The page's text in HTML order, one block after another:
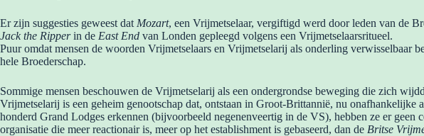
Er zijn suggesties geweest dat Mozart, een Vrijmetselaar, vergiftigd werd door leden van de
Jack the Ripperin de East End van Londen gepleegd volgens een Vrijmetselaarsritueel.
Puur omdat mensen de woorden Vrijmetselaars en Vrijmetselarij als onderling verwisselbaar
hele Broederschap.
Sommige mensen beschouwen de Vrijmetselarij als een ondergrondse beweging die zich
Vrijmetselarij is een geheim genootschap dat, ontstaan ​​in Groot-Brittannië, nu
honderd Grand Lodges erkennen (bijvoorbeeld negenenveertig in de VS), hebben ze er
organisatie die meer reactionair is, meer op het establishment is gebaseerd, dan de Britse